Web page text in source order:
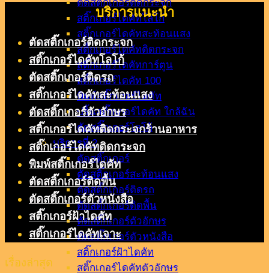
ตัดสติ๊กเกอร์ติดกระจก
สติ๊กเกอร์ไดคัทโลโก้
สติ๊กเกอร์ไดคัทสะท้อนแสง
สติ๊กเกอร์ไดคัทติดกระจก
สติ๊กเกอร์ไดคัทการ์ตูน
สติ๊กเกอร์ไดคัท 100
พิมพ์สติ๊กเกอร์ไดคัท
ปริ้นสติ๊กเกอร์ไดคัท ใกล้ฉัน
ตัดสติ๊กเกอร์โลโก้
บริการที่ 2
ตัดสติ๊กเกอร์
ตัดสติ๊กเกอร์สะท้อนแสง
ตัดสติ๊กเกอร์ติดรถ
ตัดสติ๊กเกอร์ติดพื้น
ตัดสติ๊กเกอร์ตัวอักษร
ตัดสติ๊กเกอร์ตัวหนังสือ
สติ๊กเกอร์ฝ้าไดคัท
สติ๊กเกอร์ไดคัทตัวอักษร
บริการแนะนำ
ตัดสติ๊กเกอร์ติดกระจก
สติ๊กเกอร์ไดคัทโลโก้
ตัดสติ๊กเกอร์ติดรถ
สติ๊กเกอร์ไดคัทสะท้อนแสง
ตัดสติ๊กเกอร์ตัวอักษร
สติ๊กเกอร์ไดคัทติดกระจกร้านอาหาร
สติ๊กเกอร์ไดคัทติดกระจก
พิมพ์สติ๊กเกอร์ไดคัท
ตัดสติ๊กเกอร์ติดพื้น
ตัดสติ๊กเกอร์ตัวหนังสือ
สติ๊กเกอร์ฝ้าไดคัท
สติ๊กเกอร์ไดคัทเจาะ
เรื่องล่าสุด